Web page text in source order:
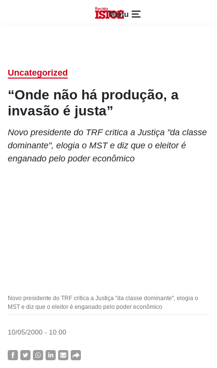
Menu
Uncategorized
“Onde não há produção, a
invasão é justa”
Novo presidente do TRF critica a Justiça "da classe
dominante", elogia o MST e diz que o eleitor é
enganado pelo poder econômico
Novo presidente do TRF critica a Justiça "da classe dominante", elogia o
MST e diz que o eleitor é enganado pelo poder econômico
10/05/2000 - 10:00